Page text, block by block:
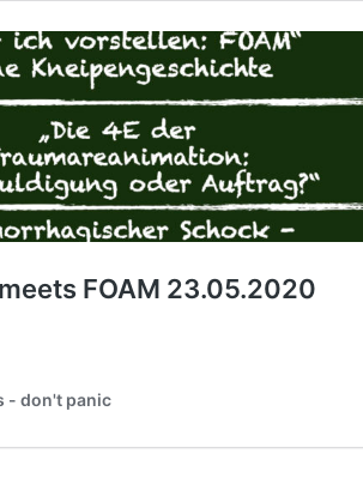
FOAM 23.05.2020
- don't panic